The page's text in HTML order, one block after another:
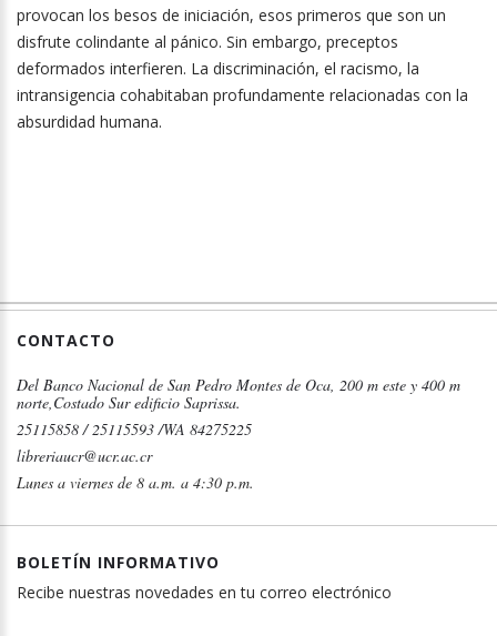
provocan los besos de iniciación, esos primeros que son un
disfrute colindante al pánico. Sin embargo, preceptos
deformados interfieren. La discriminación, el racismo, la
intransigencia cohabitaban profundamente relacionadas con la
absurdidad humana.
CONTACTO
Del Banco Nacional de San Pedro Montes de Oca, 200 m este y 400 m
norte,Costado Sur edificio Saprissa.
25115858 / 25115593 /WA 84275225
libreriaucr@ucr.ac.cr
Lunes a viernes de 8 a.m. a 4:30 p.m.
BOLETÍN INFORMATIVO
Recibe nuestras novedades en tu correo electrónico